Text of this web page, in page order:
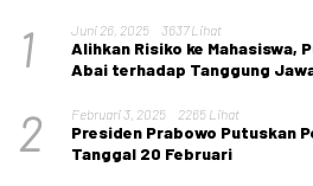
1 Juni 26, 2025 3637 Lihat
Alihkan Risiko ke Mahasiswa,
Abai terhadap Tanggung
2 Februari 3, 2025 2265 Lihat
Presiden Prabowo Putuskan
Tanggal 20 Februari